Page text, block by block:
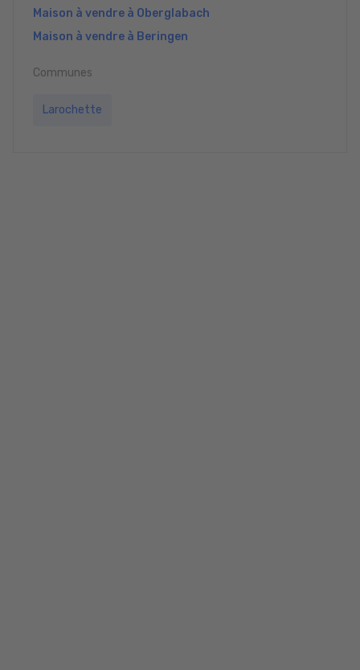
Maison à vendre à Oberglabach
Maison à vendre à Beringen
Communes
Larochette